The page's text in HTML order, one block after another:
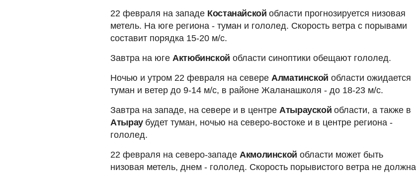
22 февраля на западе Костанайскойобласти прогнозируется низовая
метель. На юге региона - туман и гололед. Скорость ветра с порывами
составит порядка 15-20 м/с.
Завтра на юге Актюбинской области синоптики обещают гололед.
Ночью и утром 22 февраля на севере Алматинской области ожидается
туман и ветер до 9-14 м/с, в районе Жаланашколя - до 18-23 м/с.
Завтра на западе, на севере и в центре Атыраускойобласти, а также в
Атырау будет туман, ночью на северо-востоке и в центре региона -
гололед.
22 февраля на северо-западе Акмолинской области может быть
низовая метель, днем - гололед. Скорость порывистого ветра не должна